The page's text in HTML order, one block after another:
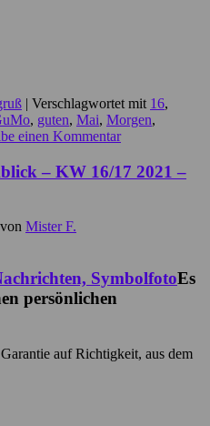
| Verschlagwortet mit 16,
, guten, Mai, Morgen,
einen Kommentar
– KW 16/17 2021 –
von Mister F.
Es
persönlichen
auf Richtigkeit, aus dem